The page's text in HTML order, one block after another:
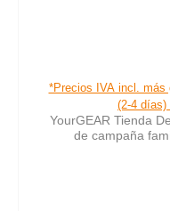
*Precios IVA incl. más
(2-4 días)
YourGEAR Tienda
de campaña